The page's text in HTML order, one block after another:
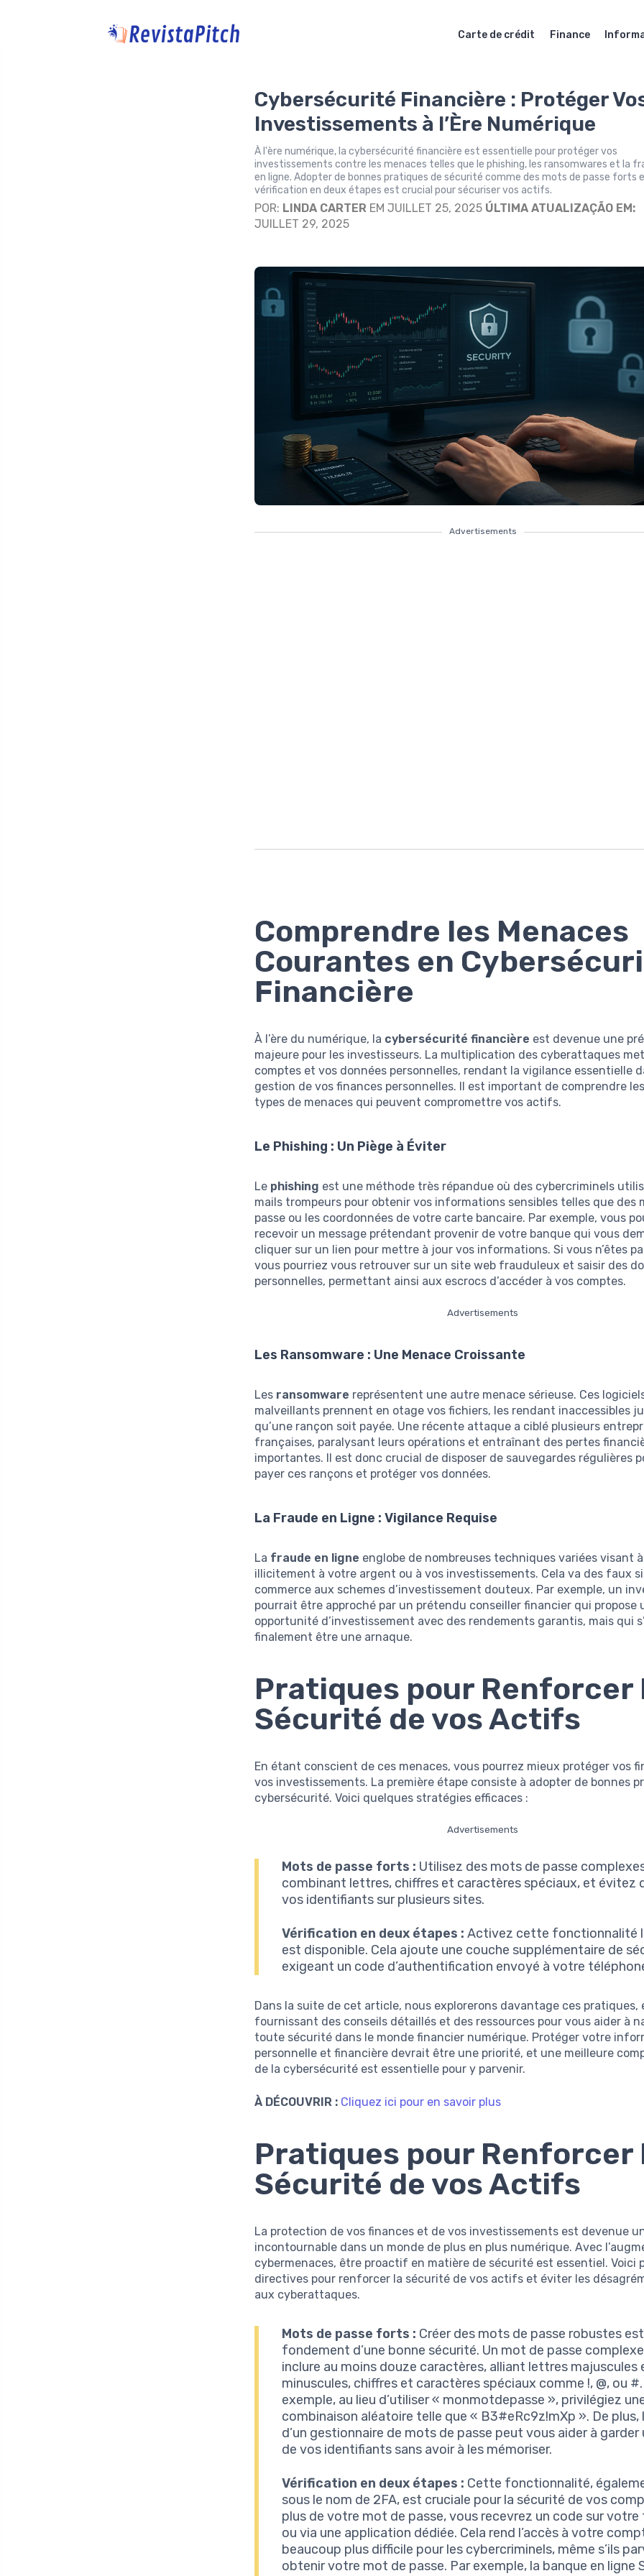
Carte de crédit Finance
Cybersécurité Financière : Protéger
Investissements à l’Ère Numérique
À l'ère numérique, la cybersécurité financière est essentielle pour protéger vos
investissements contre les menaces telles que le phishing, les ransomwares et la
en ligne. Adopter de bonnes pratiques de sécurité comme des mots de passe forts
vérification en deux étapes est crucial pour sécuriser vos actifs.
POR: LINDA CARTER EM JUILLET 25, 2025 ÚLTIMA ATUALIZAÇÃO EM:
JUILLET 29, 2025
Advertisements
Comprendre les Menaces
Courantes en
Financière
À l’ère du numérique, la cybersécurité financière est devenue une
majeure pour les investisseurs. La multiplication des cyberattaques
comptes et vos données personnelles, rendant la vigilance essentielle
gestion de vos finances personnelles. Il est important de comprendre
types de menaces qui peuvent compromettre vos actifs.
Le Phishing : Un Piège à Éviter
Le phishing est une méthode très répandue où des cybercriminels
mails trompeurs pour obtenir vos informations sensibles telles que des
passe ou les coordonnées de votre carte bancaire. Par exemple, vous
recevoir un message prétendant provenir de votre banque qui vous
cliquer sur un lien pour mettre à jour vos informations. Si vous n’êtes
vous pourriez vous retrouver sur un site web frauduleux et saisir des
personnelles, permettant ainsi aux escrocs d’accéder à vos comptes.
Advertisements
Les Ransomware : Une Menace Croissante
Les ransomware représentent une autre menace sérieuse. Ces
malveillants prennent en otage vos fichiers, les rendant inaccessibles
qu’une rançon soit payée. Une récente attaque a ciblé plusieurs
françaises, paralysant leurs opérations et entraînant des pertes
importantes. Il est donc crucial de disposer de sauvegardes régulières
payer ces rançons et protéger vos données.
La Fraude en Ligne : Vigilance Requise
La fraude en ligne englobe de nombreuses techniques variées visant
illicitement à votre argent ou à vos investissements. Cela va des faux
commerce aux schemes d’investissement douteux. Par exemple, un
pourrait être approché par un prétendu conseiller financier qui propose
opportunité d’investissement avec des rendements garantis, mais qui
finalement être une arnaque.
Pratiques pour Renforcer
Sécurité de vos Actifs
En étant conscient de ces menaces, vous pourrez mieux protéger vos
vos investissements. La première étape consiste à adopter de bonnes
cybersécurité. Voici quelques stratégies efficaces :
Advertisements
Mots de passe forts : Utilisez des mots de passe
combinant lettres, chiffres et caractères spéciaux, et évitez
vos identifiants sur plusieurs sites.
Vérification en deux étapes : Activez cette fonctionnalité
est disponible. Cela ajoute une couche supplémentaire de
exigeant un code d’authentification envoyé à votre
Dans la suite de cet article, nous explorerons davantage ces pratiques,
fournissant des conseils détaillés et des ressources pour vous aider à
toute sécurité dans le monde financier numérique. Protéger votre
personnelle et financière devrait être une priorité, et une meilleure
de la cybersécurité est essentielle pour y parvenir.
À DÉCOUVRIR : Cliquez ici pour en savoir plus
Pratiques pour Renforcer
Sécurité de vos Actifs
La protection de vos finances et de vos investissements est devenue
incontournable dans un monde de plus en plus numérique. Avec
cybermenaces, être proactif en matière de sécurité est essentiel. Voici
directives pour renforcer la sécurité de vos actifs et éviter les
aux cyberattaques.
Mots de passe forts : Créer des mots de passe robustes
fondement d’une bonne sécurité. Un mot de passe
inclure au moins douze caractères, alliant lettres majuscules
minuscules, chiffres et caractères spéciaux comme !, @, ou
exemple, au lieu d’utiliser « monmotdepasse », privilégiez
combinaison aléatoire telle que « B3#eRc9z!mXp ». De plus,
d’un gestionnaire de mots de passe peut vous aider à garder
de vos identifiants sans avoir à les mémoriser.
Vérification en deux étapes : Cette fonctionnalité,
sous le nom de 2FA, est cruciale pour la sécurité de vos
plus de votre mot de passe, vous recevrez un code sur
ou via une application dédiée. Cela rend l’accès à votre
beaucoup plus difficile pour les cybercriminels, même s’ils
obtenir votre mot de passe. Par exemple, la banque en ligne